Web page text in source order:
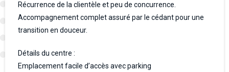
Récurrence de la clientèle et peu de concurrence.
Accompagnement complet assuré par le cédant pour une
transition en douceur.
Détails du centre :
Emplacement facile d’accès avec parking